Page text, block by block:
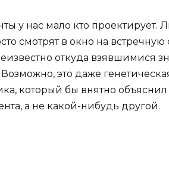
у нас мало кто проектирует.
смотрят в окно на встречную
откуда взявшимися
это даже
который бы внятно
а не какой-нибудь другой.